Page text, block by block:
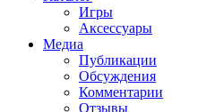
Игры
Аксессуары
Медиа
Публикации
Обсуждения
Комментарии
Отзывы